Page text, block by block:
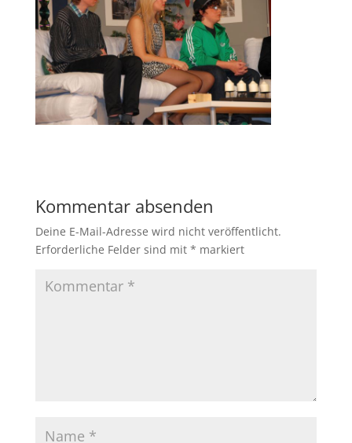
Kommentar absenden
Deine E-Mail-Adresse wird nicht veröffentlicht.
Erforderliche Felder sind mit * markiert